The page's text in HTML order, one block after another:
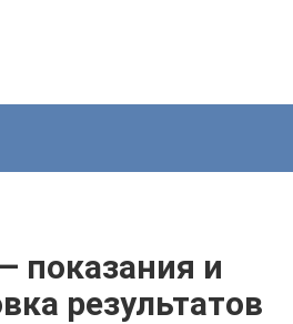
показания и
результатов